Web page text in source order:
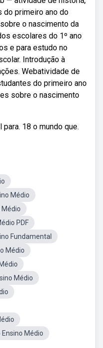
do primeiro ano do
o nascimento da
escolares do 1º ano
e para estudo no
Introdução à
Webatividade de
do primeiro ano
sobre o nascimento
18 o mundo que.
Médio
PDF
Fundamental
Médio
Médio
Ensino Médio